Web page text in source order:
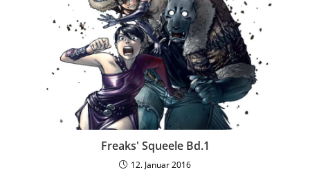
Freaks' Squeele Bd.1
12. Januar 2016